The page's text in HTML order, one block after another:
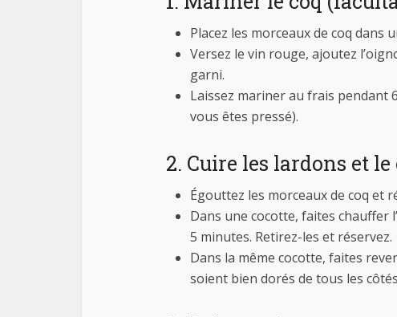
Placez les morceaux de coq dans
Versez le vin rouge, ajoutez
garni.
Laissez mariner au frais pendant
vous êtes pressé).
2. Cuire les lardons et le
Égouttez les morceaux de coq et
Dans une cocotte, faites chauffer
5 minutes. Retirez-les et réservez.
Dans la même cocotte, faites
soient bien dorés de tous les